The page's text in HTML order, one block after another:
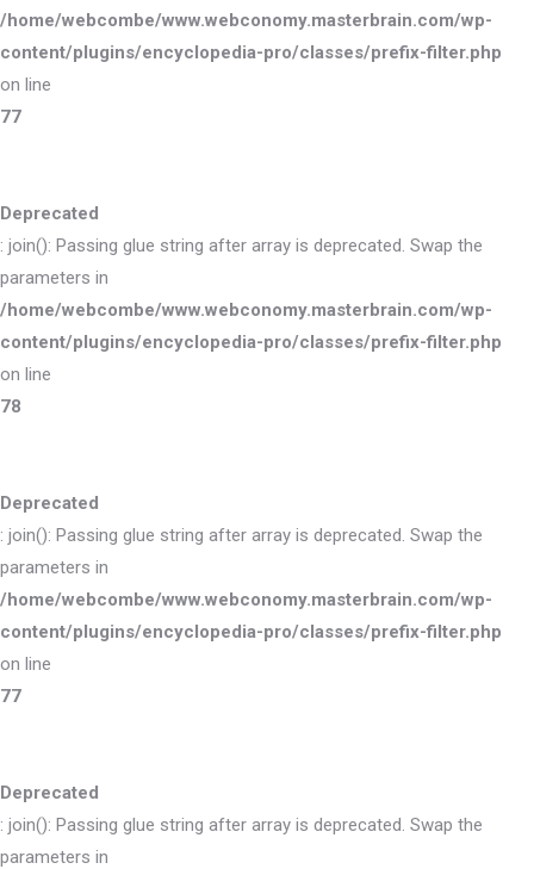
/home/webcombe/www.webconomy.masterbrain.com/wp-
content/plugins/encyclopedia-pro/classes/prefix-filter.php
on line
77
Deprecated
: join(): Passing glue string after array is deprecated. Swap the
parameters in
/home/webcombe/www.webconomy.masterbrain.com/wp-
content/plugins/encyclopedia-pro/classes/prefix-filter.php
on line
78
Deprecated
: join(): Passing glue string after array is deprecated. Swap the
parameters in
/home/webcombe/www.webconomy.masterbrain.com/wp-
content/plugins/encyclopedia-pro/classes/prefix-filter.php
on line
77
Deprecated
: join(): Passing glue string after array is deprecated. Swap the
parameters in